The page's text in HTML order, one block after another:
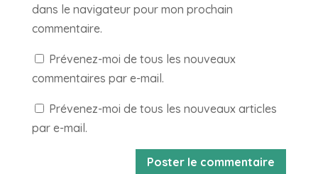
dans le navigateur pour mon prochain
commentaire.
Prévenez-moi de tous les nouveaux
commentaires par e-mail.
Prévenez-moi de tous les nouveaux articles
par e-mail.